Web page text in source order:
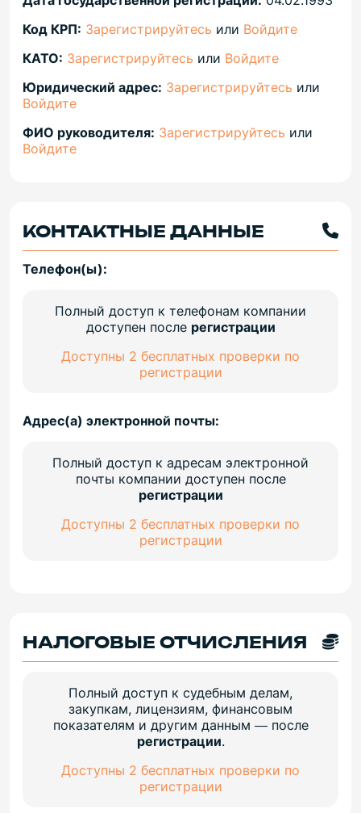
Код КРП: Зарегистрируйтесь или Войдите
КАТО: Зарегистрируйтесь или Войдите
Юридический адрес: Зарегистрируйтесь или
Войдите
ФИО руководителя: Зарегистрируйтесь или
Войдите
КОНТАКТНЫЕ ДАННЫЕ
Телефон(ы):
Полный доступ к телефонам компании
доступен после регистрации
Доступны 2 бесплатных проверки по
регистрации
Адрес(а) электронной почты:
Полный доступ к адресам электронной
почты компании доступен после
регистрации
Доступны 2 бесплатных проверки по
регистрации
НАЛОГОВЫЕ ОТЧИСЛЕНИЯ
Полный доступ к судебным делам,
закупкам, лицензиям, финансовым
показателям и другим данным — после
регистрации.
Доступны 2 бесплатных проверки по
регистрации